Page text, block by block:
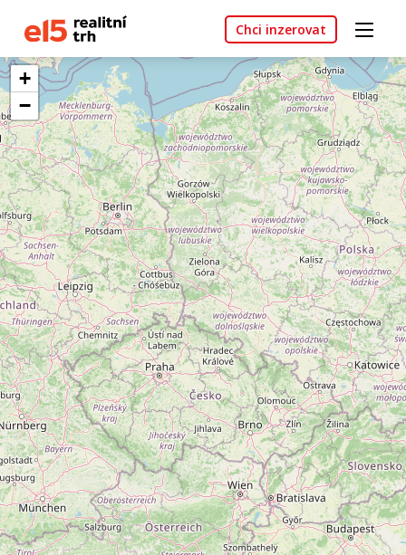
Chci inzerovat
+
−